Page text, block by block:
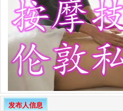
发布人信息